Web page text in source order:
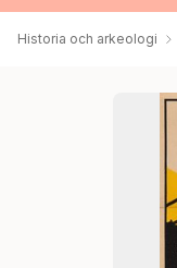
Historia och arkeologi